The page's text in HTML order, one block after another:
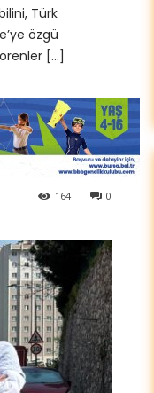
Türk
özgü
[…]
0
164